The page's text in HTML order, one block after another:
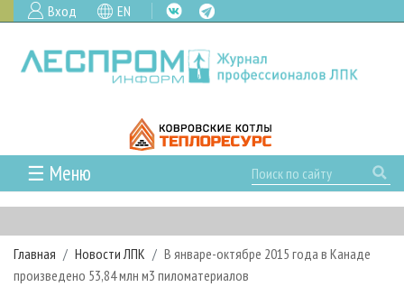
Вход EN
☰ Меню
ГЛАВНАЯ
РУБРИКИ И ТЕМЫ
РУБРИКИ ЖУРНАЛА
НОВОСТИ
Главная Новости ЛПК
В январе-октябре 2015 года в Канаде
произведено 53,84 млн м3 пиломатериалов